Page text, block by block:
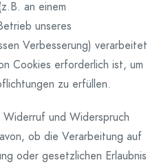
an einem
unseres
Verbesserung) verarbeitet
Cookies erforderlich ist, um
zu erfüllen.
und Widerspruch
ob die Verarbeitung auf
oder gesetzlichen Erlaubnis